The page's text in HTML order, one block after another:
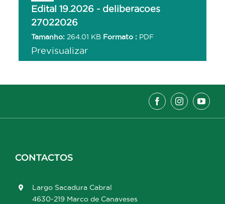
Edital 19.2026 - deliberacoes
27022026
Tamanho: 264.01 KB Formato : PDF
Previsualizar
CONTACTOS
Largo Sacadura Cabral
4630-219 Marco de Canaveses